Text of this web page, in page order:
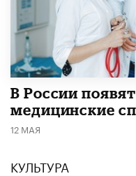
В России
медицинские
12 МАЯ
КУЛЬТУРА